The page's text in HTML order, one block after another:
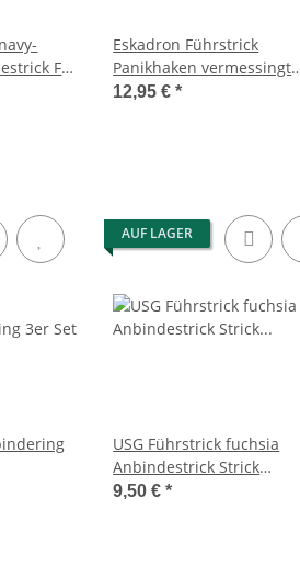
FS
Eskadron Führstrick
Panikhaken vermessingt
Anbindestrick Strick Basic
12,95 €*
AUF LAGER
USG Führstrick fuchsia
Anbindestrick Strick
Karabinerhaken 2 m
9,50 €*